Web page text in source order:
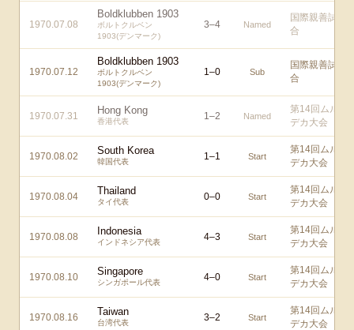
1970.07.08
Boldklubben 1903
ボルトクルベン
1903(デンマーク)
3–4 Named
国際親善試
合
1970.07.12
Boldklubben 1903
ボルトクルベン
1903(デンマーク)
1–0 Sub
国際親善試
合
1970.07.31 Hong Kong
香港代表 1–2 Named
第14回ムル
デカ大会
1970.08.02 South Korea
韓国代表 1–1 Start
第14回ムル
デカ大会
1970.08.04 Thailand
タイ代表 0–0 Start
第14回ムル
デカ大会
1970.08.08 Indonesia
インドネシア代表 4–3 Start
第14回ムル
デカ大会
1970.08.10 Singapore
シンガポール代表 4–0 Start
第14回ムル
デカ大会
1970.08.16 Taiwan
台湾代表 3–2 Start
第14回ムル
デカ大会